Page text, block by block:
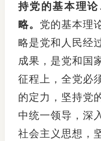
持党的基本理
略。 党的基本理
略是党和人民经
成果，是党和国
征程上，全党必
的定力，坚持党
中统一领导，深
社会主义思想，